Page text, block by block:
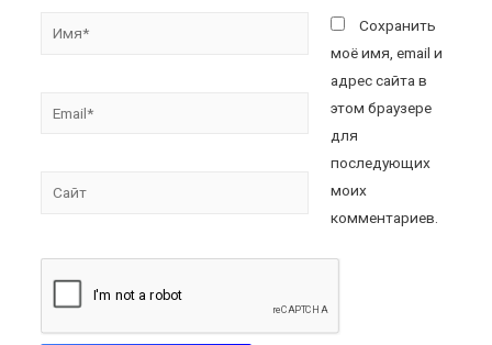
Сохранить
моё имя, email и
адрес сайта в
этом браузере
для
последующих
моих
комментариев.